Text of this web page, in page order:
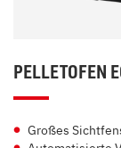
PELLETOFEN
Großes